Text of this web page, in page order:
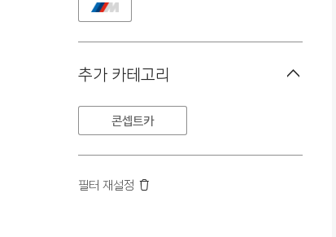
추가 카테고리
콘셉트카
필터 재설정